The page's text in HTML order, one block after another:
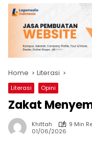
Home Literasi
Literasi Opini
Zakat
Khittah
9 Min
01/06/2026